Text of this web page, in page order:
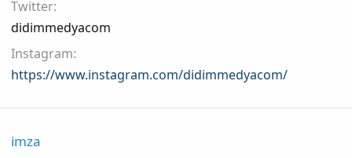
Twitter
didimmedyacom
Instagram
https://www.instagram.com/didimmedyacom/
imza